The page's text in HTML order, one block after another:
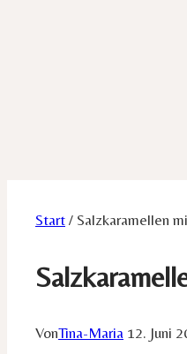
Start / Salzkaramellen
VonTina-Maria 12. Juni